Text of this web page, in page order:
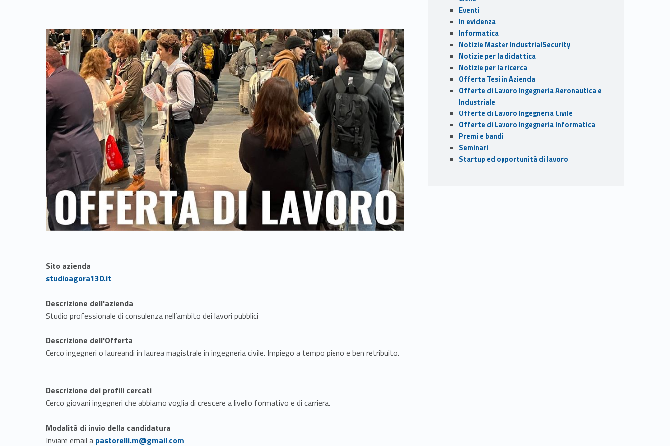
Link identifier archive #link-archive-thumb-soap-46321
Sito azienda
studioagora130.it
Descrizione dell'azienda
Studio professionale di consulenza nell’ambito dei lavori pubblici
Descrizione dell'Offerta
Cerco ingegneri o laureandi in laurea magistrale in ingegneria civile. Impiego a tempo pieno e ben retribuito.
Descrizione dei profili cercati
Cerco giovani ingegneri che abbiamo voglia di crescere a livello formativo e di carriera.
Modalità di invio della candidatura
Inviare email a pastorelli.m@gmail.com
Eventi
In evidenza
Informatica
Notizie Master IndustrialSecurity
Notizie per la didattica
Notizie per la ricerca
Offerta Tesi in Azienda
Offerte di Lavoro Ingegneria Aeronautica e
Industriale
Offerte di Lavoro Ingegneria Civile
Offerte di Lavoro Ingegneria Informatica
Premi e bandi
Seminari
Startup ed opportunità di lavoro